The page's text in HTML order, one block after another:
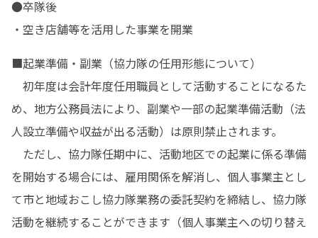
●卒隊後
・空き店舗等を活用した事業を開業
■起業準備・副業（協力隊の任用形態について）
初年度は会計年度任用職員として活動することになるた
め、地方公務員法により、副業や一部の起業準備活動（法
人設立準備や収益が出る活動）は原則禁止されます。
ただし、協力隊任期中に、活動地区での起業に係る準備
を開始する場合には、雇用関係を解消し、個人事業主とし
て市と地域おこし協力隊業務の委託契約を締結し、協力隊
活動を継続することができます（個人事業主への切り替え